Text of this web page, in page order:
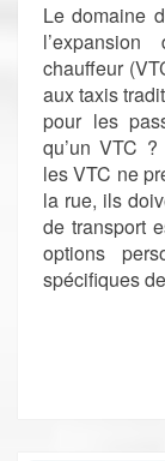
Le domaine
chauffeur
aux taxis
pour les
qu’un VTC
les VTC ne
la rue, ils
de transport
options
spécifiques